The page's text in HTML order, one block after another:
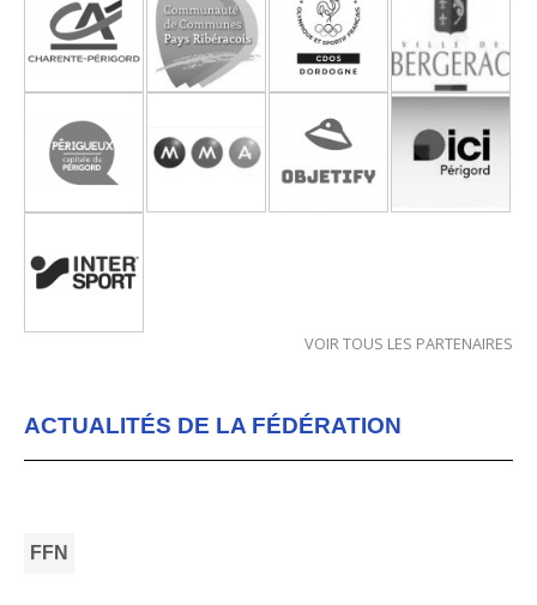
VOIR TOUS LES PARTENAIRES
ACTUALITÉS DE LA FÉDÉRATION
FFN